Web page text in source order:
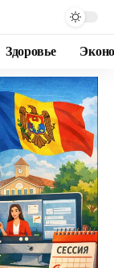
Здоровье